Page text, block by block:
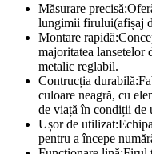
Măsurare
lungimii firului(afișaj
Montare
majoritatea lansetelor
metalic reglabil.
Contrucția
culoare neagră, cu
de viață în condiții de
Ușor de
pentru a începe